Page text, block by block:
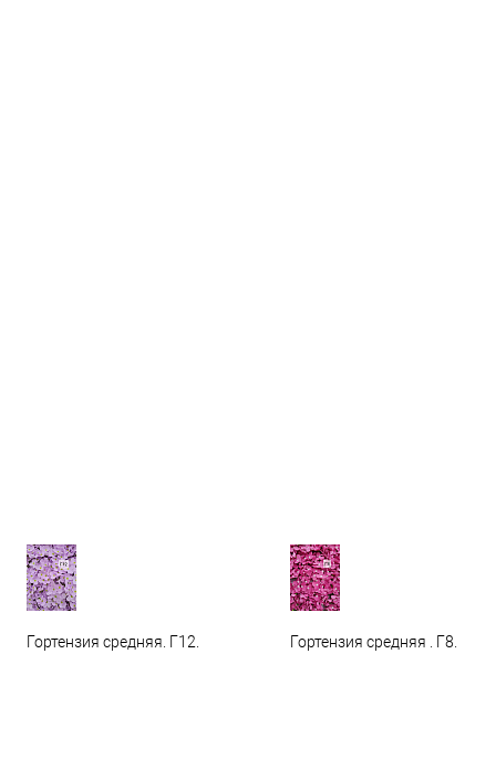
Гортензия средняя. Г12. Гортензия средняя . Г8.